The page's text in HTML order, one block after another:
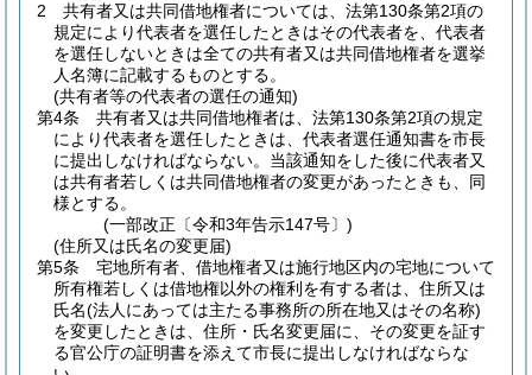
2
共有者又は共同借地権者については、法第130条第2項の
規定により代表者を選任したときはその代表者を、代表者
を選任しないときは全ての共有者又は共同借地権者を選挙
人名簿に記載するものとする。
(共有者等の代表者の選任の通知)
第4条
共有者又は共同借地権者は、法第130条第2項の規定
により代表者を選任したときは、代表者選任通知書を市長
に提出しなければならない。 当該通知をした後に代表者又
は共有者若しくは共同借地権者の変更があったときも、同
様とする。
(一部改正〔令和3年告示147号〕)
(住所又は氏名の変更届)
第5条
宅地所有者、借地権者又は施行地区内の宅地について
所有権若しくは借地権以外の権利を有する者は、住所又は
氏名(法人にあっては主たる事務所の所在地又はその名称)
を変更したときは、住所・氏名変更届に、その変更を証す
る官公庁の証明書を添えて市長に提出しなければならな